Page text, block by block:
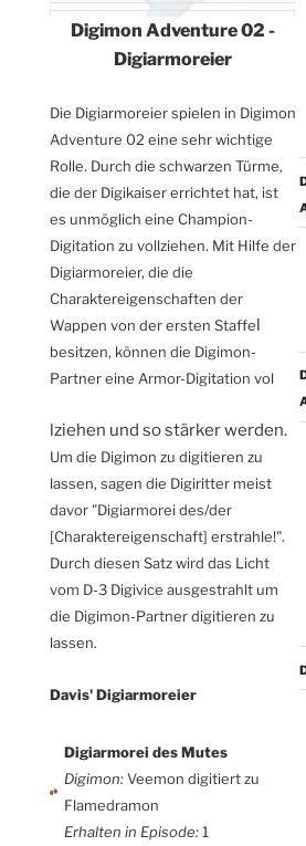
Steffi
(Montag, Juni 1. 2026 9:39 )
Hallo Leute, wie geht's euch so? Bei mir
[Antwort]
Michael
(Sonntag, Okt. 19. 2025 18:00 )
hoffe bei dir gibt es nicht so ein Mist wie
bei mir.
[Antwort]
Steffi
(Montag, Okt. 13. 2025 21:48 )
Für Michael - alles klar, dann schreiben wir
einfach hier ab und zu
[Antwort]
Email:
Digimon Adventure 02 -
Digiarmoreier
Die Digiarmoreier spielen in Digimon
Adventure 02 eine sehr wichtige
Rolle. Durch die schwarzen Türme,
die der Digikaiser errichtet hat, ist
es unmöglich eine Champion-
Digitation zu vollziehen. Mit Hilfe der
Digiarmoreier, die die
Charaktereigenschaften der
Wappen von der ersten Staffel
besitzen, können die Digimon-
Partner eine Armor-Digitation vol
relaisvih12
lziehen und so stärker werden.
Um die Digimon zu digitieren zu
lassen, sagen die Digiritter meist
davor "Digiarmorei des/der
[Charaktereigenschaft] erstrahle!".
Durch diesen Satz wird das Licht
vom D-3 Digivice ausgestrahlt um
die Digimon-Partner digitieren zu
lassen.
Davis' Digiarmoreier
Digiarmorei des Mutes
Digimon:Veemon digitiert zu
Flamedramon
Erhalten in Episode:1